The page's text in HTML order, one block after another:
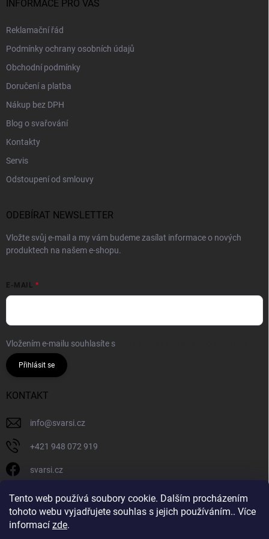
Tento web používá soubory cookie. Dalším procházením
tohoto webu vyjadřujete souhlas s jejich používáním.. Více
informací zde.
INFORMACE PRO VÁS
Reklamační řád
Podmínky ochrany osobních údajů
Obchodní podmínky
Doručení a platba
Nákup bez DPH
Blog o svařování
Kontakty
Servis
Odstoupení od smlouvy
ODEBÍRAT NEWSLETTER
Vložte svůj e-mail a my vám budeme zasílat informace o nových
produktech na našem e-shopu.
E-MAIL
Vložením e-mailu souhlasíte s
Přihlásit se
KONTAKT
info@svarsi.cz
+421 948 072 919
svarsi.cz
svarsi.cz